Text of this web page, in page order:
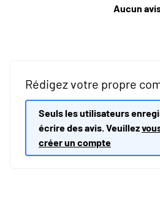
Aucun
Rédigez votre propre
Seuls les utilisateurs
écrire des avis. Veuillez
créer un compte